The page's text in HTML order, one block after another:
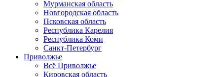
Мурманская область
Новгородская область
Псковская область
Республика Карелия
Республика Коми
Санкт-Петербург
Приволжье
Всё Приволжье
Кировская область